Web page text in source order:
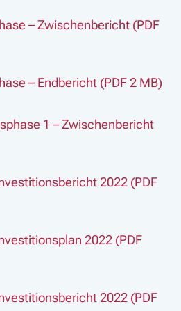
– Zwischenbericht (PDF
– Endbericht (PDF 2 MB)
1 – Zwischenbericht
2022 (PDF
2022 (PDF
2022 (PDF